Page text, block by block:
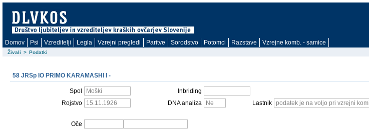
Domov Psi Vzreditelji Legla Vzrejni pregledi Paritve Sorodstvo Potomci Razstave Vzrejne komb. - samice
Živali > Podatki
58 JRSp IO PRIMO KARAMASHI I -
Spol
Inbriding
Rojstvo
DNA analiza Lastnik
Oče